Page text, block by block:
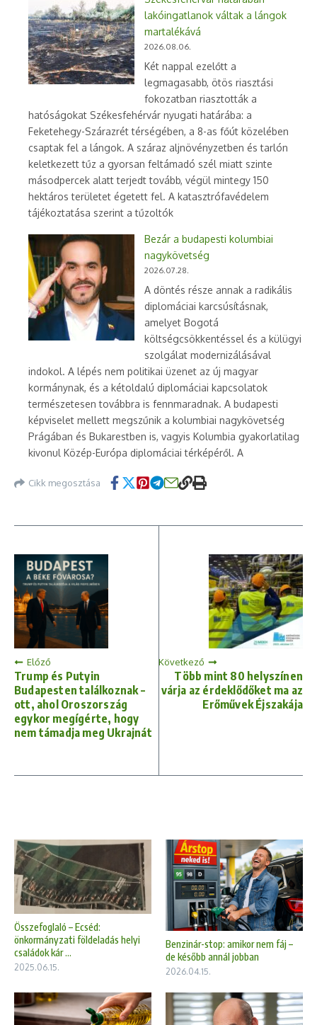
lakóingatlanok váltak a lángok
martalékává
2026.08.06.
Két nappal ezelőtt a
legmagasabb, ötös riasztási
fokozatban riasztották a
hatóságokat Székesfehérvár nyugati határába: a
Feketehegy-Szárazrét térségében, a 8-as főút közelében
csaptak fel a lángok. A száraz aljnövényzetben és tarlón
keletkezett tűz a gyorsan feltámadó szél miatt szinte
másodpercek alatt terjedt tovább, végül mintegy 150
hektáros területet égetett fel. A katasztrófavédelem
tájékoztatása szerint a tűzoltók
Bezár a budapesti kolumbiai
nagykövetség
2026.07.28.
A döntés része annak a radikális
diplomáciai karcsúsításnak,
amelyet Bogotá
költségcsökkentéssel és a külügyi
szolgálat modernizálásával
indokol. A lépés nem politikai üzenet az új magyar
kormánynak, és a kétoldalú diplomáciai kapcsolatok
természetesen továbbra is fennmaradnak. A budapesti
képviselet mellett megszűnik a kolumbiai nagykövetség
Prágában és Bukarestben is, vagyis Kolumbia gyakorlatilag
kivonul Közép-Európa diplomáciai térképéről. A
Cikk megosztása
Előző
Trump és Putyin
Budapesten találkoznak –
ott, ahol Oroszország
egykor megígérte, hogy
nem támadja meg Ukrajnát
Következő
Több mint 80 helyszínen
várja az érdeklődőket ma az
Erőművek Éjszakája
Összefoglaló – Ecséd:
önkormányzati földeladás helyi
családok kár ...
2025.06.15.
Benzinár-stop: amikor nem fáj –
de később annál jobban
2026.04.15.